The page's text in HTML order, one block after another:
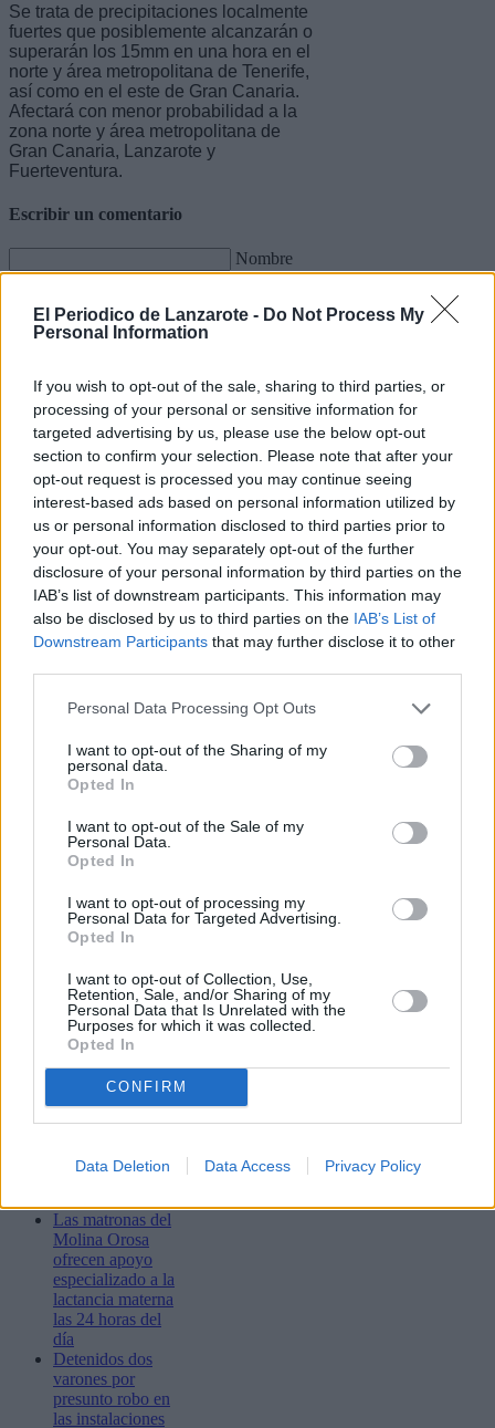
El Periodico de Lanzarote - Do Not Process My
Personal Information
If you wish to opt-out of the sale, sharing to third parties, or
processing of your personal or sensitive information for
targeted advertising by us, please use the below opt-out
section to confirm your selection. Please note that after your
opt-out request is processed you may continue seeing
interest-based ads based on personal information utilized by
us or personal information disclosed to third parties prior to
your opt-out. You may separately opt-out of the further
disclosure of your personal information by third parties on the
IAB’s list of downstream participants. This information may
also be disclosed by us to third parties on the IAB’s List of
Downstream Participants that may further disclose it to other
Personal Data Processing Opt Outs
I want to opt-out of the Sharing of my
personal data.
Opted In
I want to opt-out of the Sale of my
Personal Data.
Opted In
I want to opt-out of processing my
Personal Data for Targeted Advertising.
Opted In
I want to opt-out of Collection, Use,
Retention, Sale, and/or Sharing of my
Personal Data that Is Unrelated with the
Purposes for which it was collected.
Opted In
CONFIRM
Data Deletion Data Access Privacy Policy
Se trata de precipitaciones localmente
fuertes que posiblemente alcanzarán o
superarán los 15mm en una hora en el
norte y área metropolitana de Tenerife,
así como en el este de Gran Canaria.
Afectará con menor probabilidad a la
zona norte y área metropolitana de
Gran Canaria, Lanzarote y
Fuerteventura.
Escribir un comentario
Nombre
(requerido)
Refescar
Enviar
JComments
PUBLICIDAD
Lo más leído
Bustamante,
Bombo Infierno
Tiñosa & Más
música Puerto
Las matronas del
Molina Orosa
ofrecen apoyo
especializado a la
lactancia materna
las 24 horas del
día
Detenidos dos
varones por
presunto robo en
las instalaciones